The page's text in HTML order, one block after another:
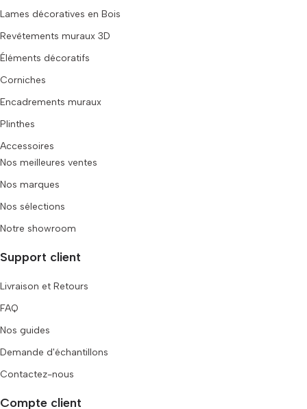
Lames décoratives en Bois
Revêtements muraux 3D
Éléments décoratifs
Corniches
Encadrements muraux
Plinthes
Accessoires
Nos meilleures ventes
Nos marques
Nos sélections
Notre showroom
Support client
Livraison et Retours
FAQ
Nos guides
Demande d'échantillons
Contactez-nous
Compte client